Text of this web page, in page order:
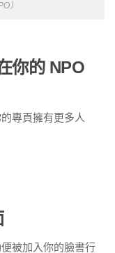
）
你的 NPO
專頁擁有更多人
被加入你的臉書行